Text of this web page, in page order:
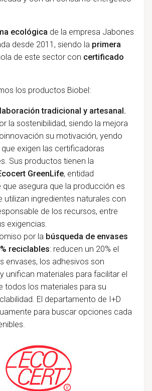
ecológica de la empresa Jabones
desde 2011, siendo la primera
de este sector con certificado
los productos Biobel:
tradicional y artesanal.
la sostenibilidad, siendo la mejora
su motivación, yendo
exigen las certificadoras
Sus productos tienen la
GreenLife, entidad
que asegura que la producción es
utilizan ingredientes naturales con
de los recursos, entre
exigencias.
por la búsqueda de envases
reciclables: reducen un 20% el
envases, los adhesivos son
unifican materiales para facilitarel
todos los materiales para su
El departamento de I+D
para buscar opciones cada